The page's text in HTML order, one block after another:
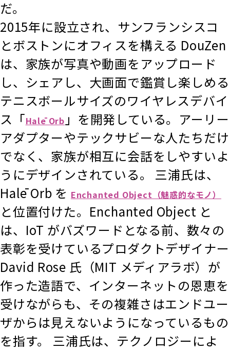
だ。
2015年に設立され、サンフランシスコ
とボストンにオフィスを構える DouZen
は、家族が写真や動画をアップロード
し、シェアし、大画面で鑑賞し楽しめる
テニスボールサイズのワイヤレスデバイ
ス「Halē Orb 」を開発している。アーリー
アダプターやテックサビーな人たちだけ
でなく、家族が相互に会話をしやすいよ
うにデザインされている。 三浦氏は、
Halē Orb を Enchanted Object（魅惑的なモノ）
と位置付けた。Enchanted Object と
は、IoT がバズワードとなる前、数々の
表彰を受けているプロダクトデザイナー
David Rose 氏（MIT メディアラボ）が
作った造語で、インターネットの恩恵を
受けながらも、その複雑さはエンドユー
ザからは見えないようになっているもの
を指す。 三浦氏は、テクノロジーによ